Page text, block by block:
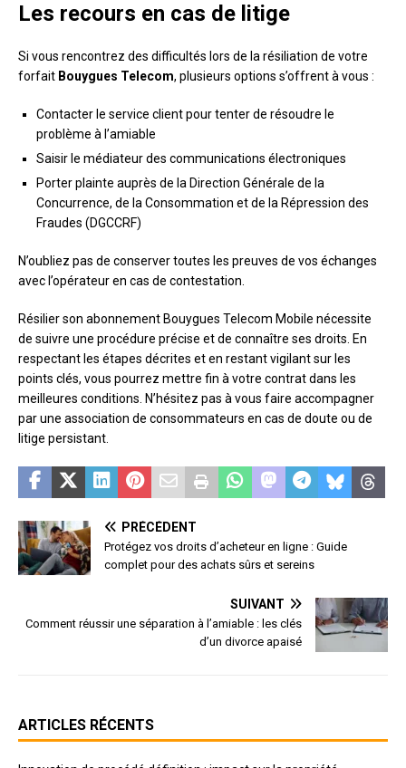
Les recours en cas de litige
Si vous rencontrez des difficultés lors de la résiliation de votre
forfait Bouygues Telecom, plusieurs options s’offrent à vous :
Contacter le service client pour tenter de résoudre le
problème à l’amiable
Saisir le médiateur des communications électroniques
Porter plainte auprès de la Direction Générale de la
Concurrence, de la Consommation et de la Répression des
Fraudes (DGCCRF)
N’oubliez pas de conserver toutes les preuves de vos échanges
avec l’opérateur en cas de contestation.
Résilier son abonnement Bouygues Telecom Mobile nécessite
de suivre une procédure précise et de connaître ses droits. En
respectant les étapes décrites et en restant vigilant sur les
points clés, vous pourrez mettre fin à votre contrat dans les
meilleures conditions. N’hésitez pas à vous faire accompagner
par une association de consommateurs en cas de doute ou de
litige persistant.
PRÉCÉDENT
Protégez vos droits d’acheteur en ligne : Guide
complet pour des achats sûrs et sereins
SUIVANT
Comment réussir une séparation à l’amiable : les clés
d’un divorce apaisé
ARTICLES RÉCENTS